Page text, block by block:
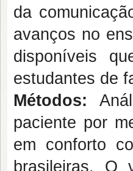
da
avanços no
disponíveis
estudantes de
Métodos:
paciente por
em conforto
brasileiras. O